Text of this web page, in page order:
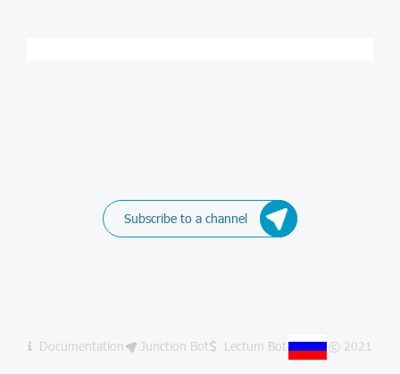
Subscribe to a channel
Documentation Junction Bot Lectum Bot © 2021